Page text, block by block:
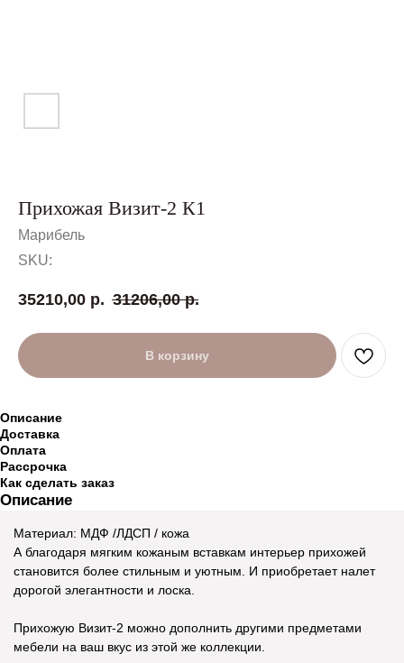
Прихожая Визит-2 К1
Марибель
SKU:
35210,00 р. 31206,00 р.
В корзину
Описание
Доставка
Оплата
Рассрочка
Как сделать заказ
Описание
Материал: МДФ /ЛДСП / кожа
А благодаря мягким кожаным вставкам интерьер прихожей
становится более стильным и уютным. И приобретает налет
дорогой элегантности и лоска.
Прихожую Визит-2 можно дополнить другими предметами
мебели на ваш вкус из этой же коллекции.